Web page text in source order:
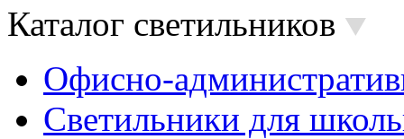
Каталог светильников
Офисно-
Светильники для